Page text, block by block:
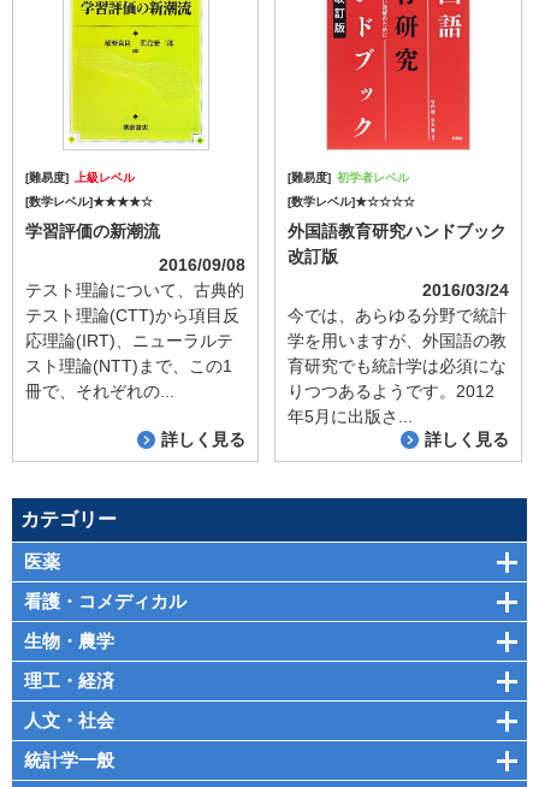
[難易度]
上級レベル
[数学レベル]★★★★☆
学習評価の新潮流
2016/09/08
テスト理論について、古典的
テスト理論(CTT)から項目反
応理論(IRT)、ニューラルテ
スト理論(NTT)まで、この1
冊で、それぞれの...
詳しく見る
[難易度] 初学者レベル
[数学レベル]★☆☆☆☆
外国語教育研究ハンドブック
改訂版
2016/03/24
今では、あらゆる分野で統計
学を用いますが、外国語の教
育研究でも統計学は必須にな
りつつあるようです。2012
年5月に出版さ...
詳しく見る
カテゴリー
医薬
看護・コメディカル
生物・農学
理工・経済
人文・社会
統計学一般